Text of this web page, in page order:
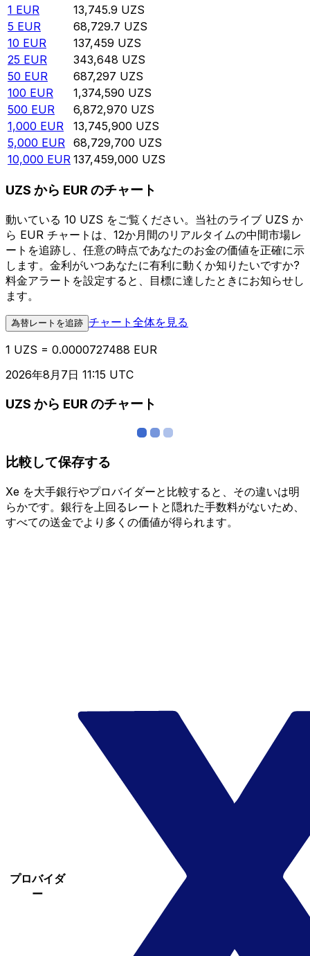
1 EUR 13,745.9 UZS
5 EUR 68,729.7 UZS
10 EUR 137,459 UZS
25 EUR 343,648 UZS
50 EUR 687,297 UZS
100 EUR 1,374,590 UZS
500 EUR 6,872,970 UZS
1,000 EUR 13,745,900 UZS
5,000 EUR 68,729,700 UZS
10,000 EUR 137,459,000 UZS
UZS から EUR のチャート
動いている 10 UZS をご覧ください。当社のライブ UZS か
ら EUR チャートは、12か月間のリアルタイムの中間市場レ
ートを追跡し、任意の時点であなたのお金の価値を正確に示
します。金利がいつあなたに有利に動くか知りたいですか?
料金アラートを設定すると、目標に達したときにお知らせし
ます。
為替レートを追跡 チャート全体を見る
1 UZS = 0.0000727488 EUR
2026年8月7日 11:15 UTC
UZS から EUR のチャート
比較して保存する
Xe を大手銀行やプロバイダーと比較すると、その違いは明
らかです。銀行を上回るレートと隠れた手数料がないため、
すべての送金でより多くの価値が得られます。
プロバイダ
ー